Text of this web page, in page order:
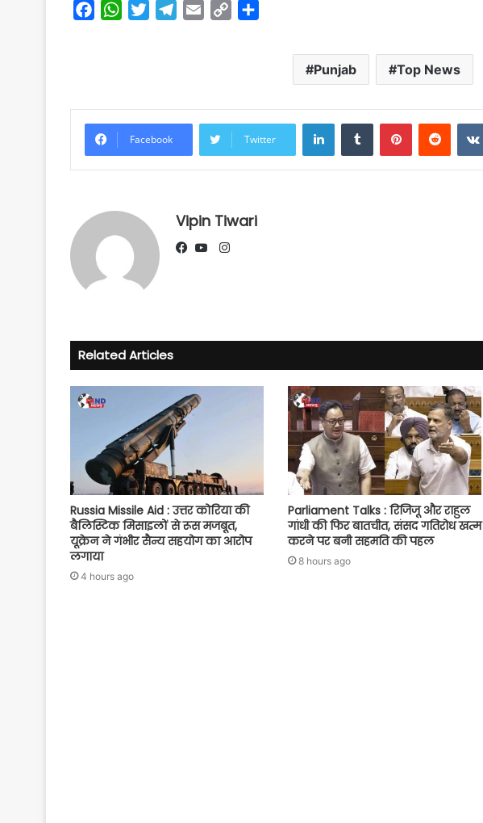
o
o
k
W
A
p
e
r
r
m
i
n
k
Punjab Top News
Facebook Twitter
LinkedInTumblr PinterestReddit
Vipin Tiwari
Instagram
Related Articles
Russia Missile Aid : उत्तर कोरिया की
बैलिस्टिक मिसाइलों से रूस मजबूत,
यूक्रेन ने गंभीर सैन्य सहयोग का आरोप
लगाया
4 hours ago
Parliament Talks : रिजिजू और राहुल
गांधी की फिर बातचीत, संसद गतिरोध खत्म
करने पर बनी सहमति की पहल
8 hours ago